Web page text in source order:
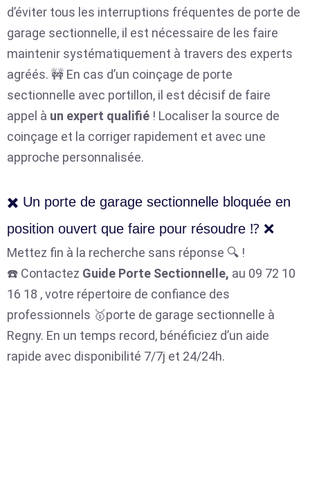
d’éviter tous les interruptions fréquentes de porte de
garage sectionnelle, il est nécessaire de les faire
maintenir systématiquement à travers des experts
agréés. 🚧 En cas d’un coinçage de porte
sectionnelle avec portillon, il est décisif de faire
appel à un expert qualifié ! Localiser la source de
coinçage et la corriger rapidement et avec une
approche personnalisée.
✖️ Un porte de garage sectionnelle bloquée en
position ouvert que faire pour résoudre ⁉️ ❌
Mettez fin à la recherche sans réponse 🔍 !
☎️ Contactez Guide Porte Sectionnelle, au 09 72 10
16 18 , votre répertoire de confiance des
professionnels 🥇porte de garage sectionnelle à
Regny. En un temps record, bénéficiez d’un aide
rapide avec disponibilité 7/7j et 24/24h.